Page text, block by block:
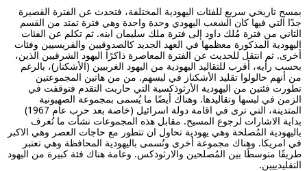
بمسح تاريخي سريع للفئات اليهودية المختلفة، فتحدث عن الفترة القصيرة
جدًا التي فيها كان الشعب اليهودي وحدة واحدة وهي فترة تمتد من القسم
الثاني من فترة مُلك داود إلى فترة ملك سليمان ابنه. ثم تكلم عن الفئات
اليهودية المذكورة معظمها في العهد الجديد كالصدوقيين والفريسيين وفئات
أخرى. ثم انتقل للحديث عن الفترة المعاصرة ذاكرًا اليهود الشرقيين الذين،
بحسب رأيه، أقرب للتقاليد اليهودية من اليهود الغربيين (الأشكناز)، بالرغم
من أنهم حالولوا تقليد الأشكناز في لبسهم. من من هاتين المجموعتين
تطورت فئتين من اليهودية الأرثوذكسية التي حاربت التقدم فتوقفت في
الزمن في لبسها وتقاليدها. وهناك أيضًا ما يُسمى بمجموعة الصهيونية
المتدينة، التي ترى في اقامة دولة اسرائيل (خاصة بعد حرب عام 1967)
بداية الاشارات لرجوع المسيح. مقابل هذه المجموعات نشأت ما تُعرف
باليهودية المُصلحة وهي يهودية تحاول ان تتطور مع حاجات العصر وهي الاكبر
في امريكا. وهناك مجموعة أخرى وتُسمى باليهودية المحافظة وهي تعتبر
طريقًا متوسطًا بين المُصلحين والارثوذكس. وعامة هناك فئة كبيرة من اليهود
التقليدييين.